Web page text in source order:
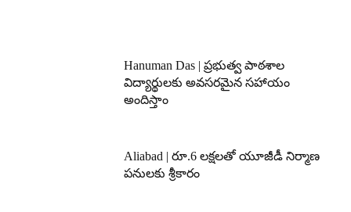
Hanuman Das | ప్రభుత్వ పాఠశాల
విద్యార్థులకు అవసరమైన సహాయం
అందిస్తాం
Aliabad | రూ.6 లక్షలతో యూజీడీ నిర్మాణ
పనులకు శ్రీకారం